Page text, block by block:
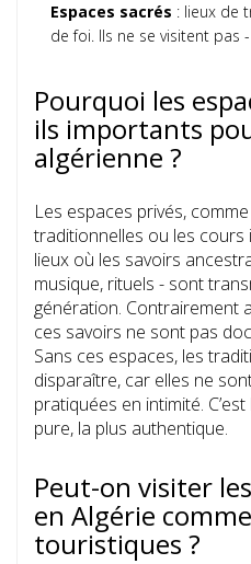
Espaces sacrés : lieux de
de foi. Ils ne se visitent pas
Pourquoi les
ils importants
algérienne ?
Les espaces privés,
traditionnelles ou les cours
lieux où les savoirs
musique, rituels - sont
génération. Contrairement
ces savoirs ne sont pas
Sans ces espaces, les
disparaître, car elles ne
pratiquées en intimité.
pure, la plus authentique.
Peut-on visiter
en Algérie
touristiques ?